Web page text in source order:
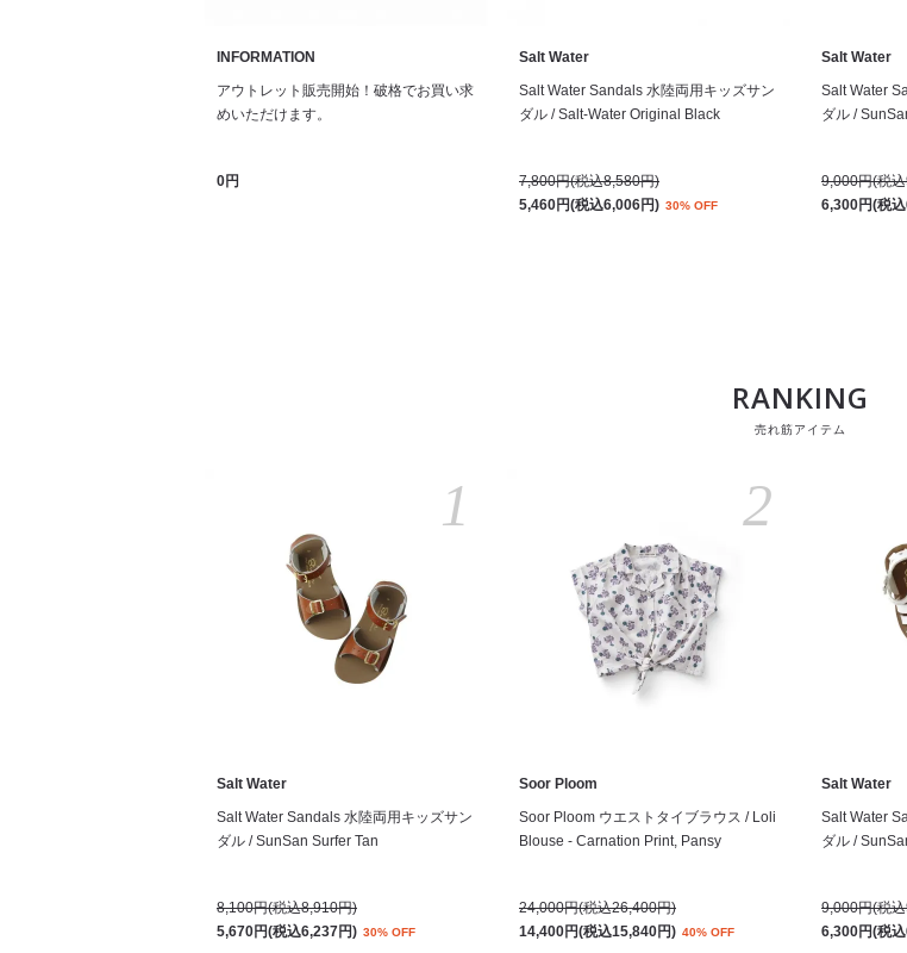
INFORMATION
アウトレット販売開始！破格でお買い求
めいただけます。
0円
Salt Water
Salt Water Sandals 水陸両用キッズサン
ダル / Salt-Water Original Black
7,800円(税込8,580円)
5,460円(税込6,006円) 30% OFF
Salt Water
Salt Water
ダル /
9,000円(税
6,300円(税
RANKING
売れ筋アイテム
Salt Water
Salt Water Sandals 水陸両用キッズサン
ダル / SunSan Surfer Tan
8,100円(税込8,910円)
5,670円(税込6,237円) 30% OFF
1
Soor Ploom
Soor Ploom ウエストタイブラウス / Loli
Blouse - Carnation Print, Pansy
24,000円(税込26,400円)
14,400円(税込15,840円) 40% OFF
2
Salt Water
Salt Water
ダル /
9,000円(税
6,300円(税